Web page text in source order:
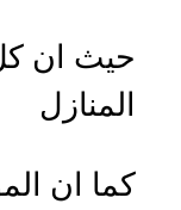
حيث ان
المنازل
كما ان